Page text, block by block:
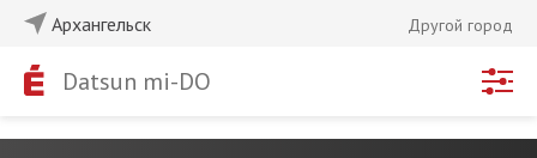
Архангельск Другой город
Datsun mi-DO